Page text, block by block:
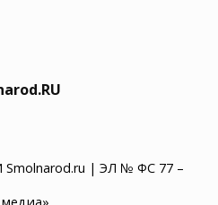
Smolnarod.ru | ЭЛ № ФС 77 –